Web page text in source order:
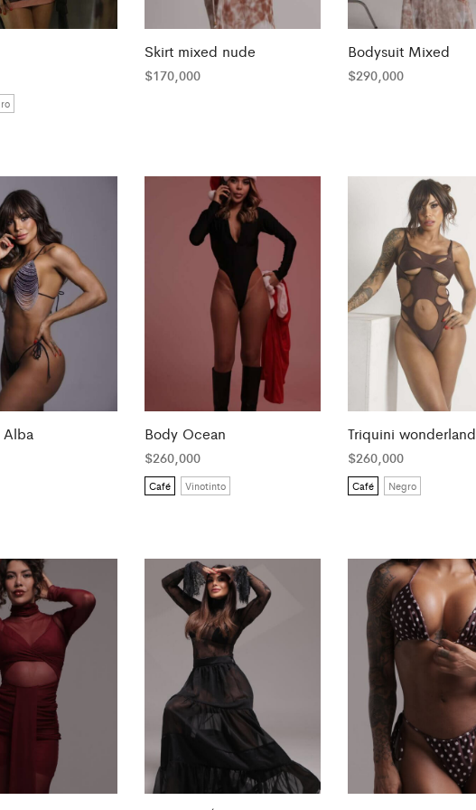
Skirt mixed nude
$170,000
Bodysuit Mixed
$290,000
Alba Body Ocean
$260,000
Café Vinotinto
Triquini wonderland
$260,000
Café Negro